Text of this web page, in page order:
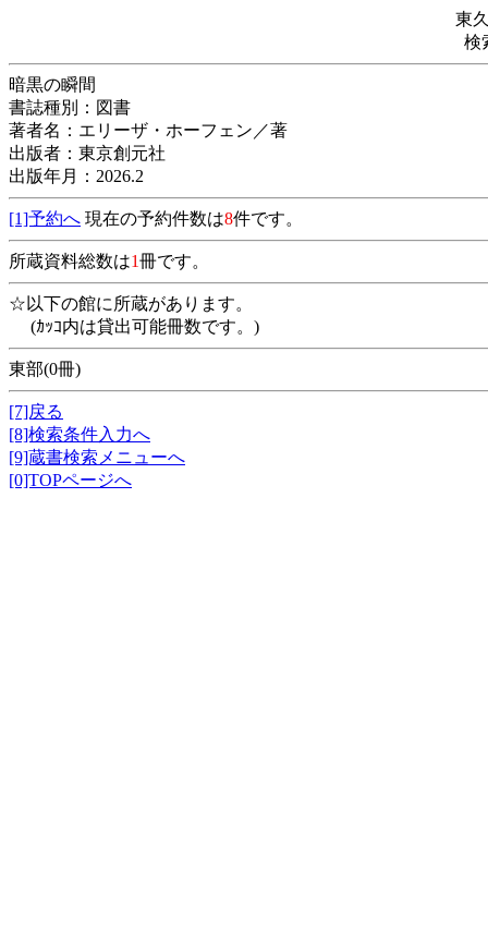
東
検
暗黒の瞬間
書誌種別：図書
著者名：エリーザ・ホーフェン／著
出版者：東京創元社
出版年月：2026.2
[1]予約へ 現在の予約件数は8件です。
所蔵資料総数は1冊です。
☆以下の館に所蔵があります。
(ｶｯｺ内は貸出可能冊数です。)
東部(0冊)
[7]戻る
[8]検索条件入力へ
[9]蔵書検索メニューへ
[0]TOPページへ